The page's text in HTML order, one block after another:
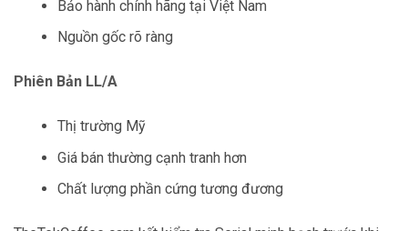
Bảo hành chính hãng tại Việt Nam
Nguồn gốc rõ ràng
Phiên Bản LL/A
Thị trường Mỹ
Giá bán thường cạnh tranh hơn
Chất lượng phần cứng tương đương